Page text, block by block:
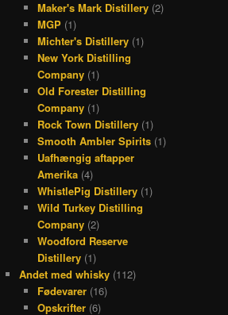
Maker's Mark Distillery(2)
MGP(1)
Michter's Distillery(1)
New York Distilling
Company(1)
Old Forester Distilling
Company(1)
Rock Town Distillery(1)
Smooth Ambler Spirits(1)
Uafhængig aftapper
Amerika(4)
WhistlePig Distillery(1)
Wild Turkey Distilling
Company(2)
Woodford Reserve
Distillery(1)
Andet med whisky (112)
Fødevarer(16)
Opskrifter(6)